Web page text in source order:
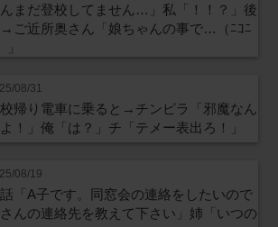
まだ登校してません…」私「！！？」後
→ご近所奥さん「娘ちゃんの事で…（ﾆｺﾆ
」
08/31
帰り電車に乗ると→チンピラ「邪魔なん
！」俺「は？」チ「テメー表出ろ！」
08/19
「A子です。同窓会の連絡をしたいので
んの連絡先を教えて下さい」姉「いつの